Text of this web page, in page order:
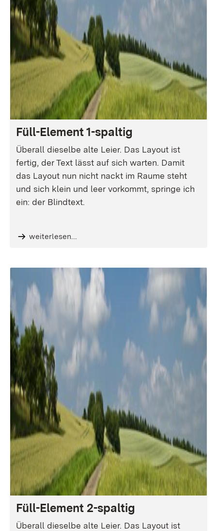
Füll-Element 1-spaltig
Überall dieselbe alte Leier. Das Layout ist
fertig, der Text lässt auf sich warten. Damit
das Layout nun nicht nackt im Raume steht
und sich klein und leer vorkommt, springe ich
ein: der Blindtext.
weiterlesen...
Füll-Element 2-spaltig
Überall dieselbe alte Leier. Das Layout ist